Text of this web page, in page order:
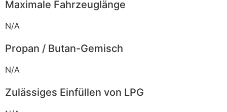
Maximale Fahrzeuglänge
N/A
Propan / Butan-Gemisch
N/A
Zulässiges Einfüllen von LPG